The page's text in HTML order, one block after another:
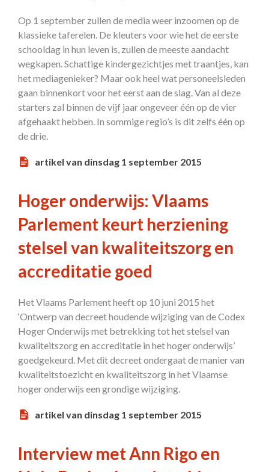
Op 1 september zullen de media weer inzoomen op de
klassieke taferelen. De kleuters voor wie het de eerste
schooldag in hun leven is, zullen de meeste aandacht
wegkapen. Schattige kindergezichtjes met traantjes, kan
het mediagenieker? Maar ook heel wat personeelsleden
gaan binnenkort voor het eerst aan de slag. Van al deze
starters zal binnen de vijf jaar ongeveer één op de vier
afgehaakt hebben. In sommige regio’s is dit zelfs één op
de drie.
artikel van dinsdag 1 september 2015
Hoger onderwijs: Vlaams
Parlement keurt herziening
stelsel van kwaliteitszorg en
accreditatie goed
Het Vlaams Parlement heeft op 10 juni 2015 het
‘Ontwerp van decreet houdende wijziging van de Codex
Hoger Onderwijs met betrekking tot het stelsel van
kwaliteitszorg en accreditatie in het hoger onderwijs’
goedgekeurd. Met dit decreet ondergaat de manier van
kwaliteitstoezicht en kwaliteitszorg in het Vlaamse
hoger onderwijs een grondige wijziging.
artikel van dinsdag 1 september 2015
Interview met Ann Rigo en